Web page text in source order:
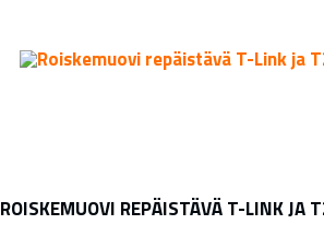
ROISKEMUOVI REPÄISTÄVÄ T-LINK JA